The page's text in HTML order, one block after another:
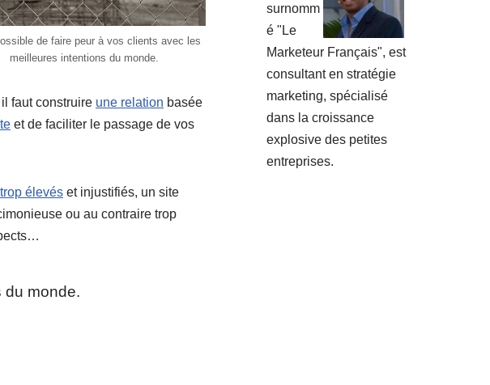
de faire peur à vos clients avec les
meilleures intentions du monde.
il faut construire une relation basée
et de faciliter le passage de vos
élevés et injustifiés, un site
ou au contraire trop
du monde.
surnomm
é "Le
Marketeur Français", est
consultant en stratégie
marketing, spécialisé
dans la croissance
explosive des petites
entreprises.